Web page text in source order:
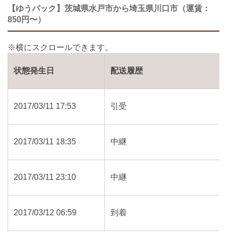
【ゆうパック】茨城県水戸市から埼玉県川口市（運賃：
850円〜）
状態発生日 配送履歴
2017/03/11 17:53 引受
2017/03/11 18:35 中継
2017/03/11 23:10 中継
2017/03/12 06:59 到着